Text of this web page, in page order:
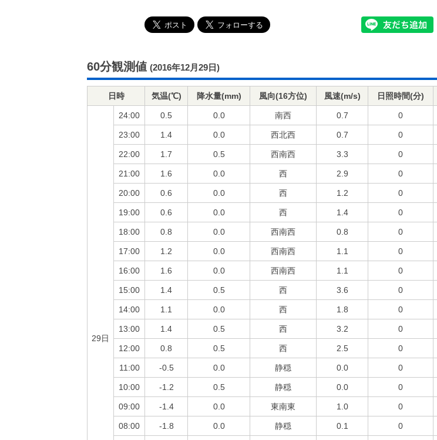
60分観測値 (2016年12月29日)
日時 気温(℃) 降水量(mm) 風向(16方位) 風速(m/s) 日照時間(分)
29日
24:00 0.5 0.0 南西 0.7 0
23:00 1.4 0.0 西北西 0.7 0
22:00 1.7 0.5 西南西 3.3 0
21:00 1.6 0.0 西 2.9 0
20:00 0.6 0.0 西 1.2 0
19:00 0.6 0.0 西 1.4 0
18:00 0.8 0.0 西南西 0.8 0
17:00 1.2 0.0 西南西 1.1 0
16:00 1.6 0.0 西南西 1.1 0
15:00 1.4 0.5 西 3.6 0
14:00 1.1 0.0 西 1.8 0
13:00 1.4 0.5 西 3.2 0
12:00 0.8 0.5 西 2.5 0
11:00 -0.5 0.0 静穏 0.0 0
10:00 -1.2 0.5 静穏 0.0 0
09:00 -1.4 0.0 東南東 1.0 0
08:00 -1.8 0.0 静穏 0.1 0